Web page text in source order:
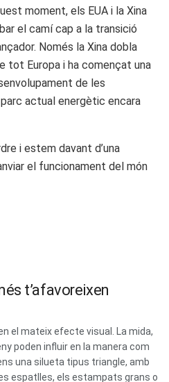
moment, els EUA i la Xina
el camí cap a la transició
Només la Xina dobla
tot Europa i ha començat una
de les
actual energètic encara
i estem davant d’una
el funcionament del món
t’afavoreixen
el mateix efecte visual. La mida,
poden influir en la manera com
una silueta tipus triangle, amb
espatlles, els estampats grans o